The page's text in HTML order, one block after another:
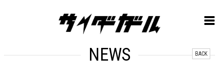
NEWS BACK